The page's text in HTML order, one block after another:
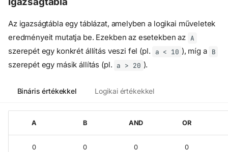
Az igazságtábla egy táblázat, amelyben a logikai műveletek
eredményeit mutatja be. Ezekben az esetekben az A
szerepét egy konkrét állítás veszi fel (pl. a < 10 ), míg a B
szerepét egy másik állítás (pl. a > 20 ).
Bináris értékekkel Logikai értékekkel
A B AND OR
0 0 0 0